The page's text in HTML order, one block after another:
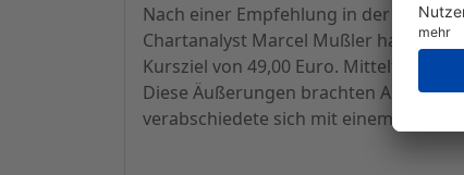
Nach einer Empfehlung in der 16:00-
Chartanalyst Marcel Mußler hatte
Kursziel von 49,00 Euro. Mittelfristig
Diese Äußerungen brachten Anleger
verabschiedete sich mit einem